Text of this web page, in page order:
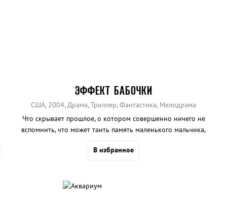
ЭФФЕКТ БАБОЧКИ
США, 2004, Драма, Триллер, Фантастика, Мелодрама
Что скрывает прошлое, о котором совершенно ничего не
вспомнить, что может таить память маленького мальчика,
В избранное